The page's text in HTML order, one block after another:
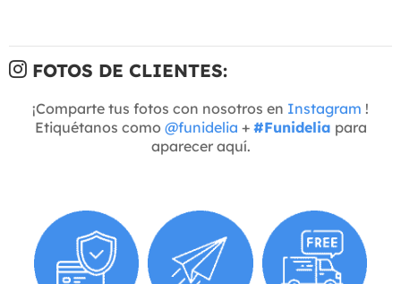
FOTOS DE CLIENTES:
¡Comparte tus fotos con nosotros en Instagram !
Etiquétanos como @funidelia + #Funidelia para
aparecer aquí.